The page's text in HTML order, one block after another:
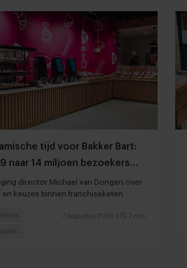
tijd voor Bakker Bart:
naar 14 miljoen bezoekers
to go-locaties
director Michael van Dongen over
en keuzes binnen franchiseketen
7 augustus 2026 7 min